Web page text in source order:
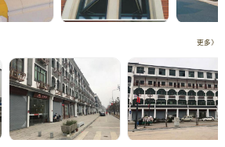
更多》